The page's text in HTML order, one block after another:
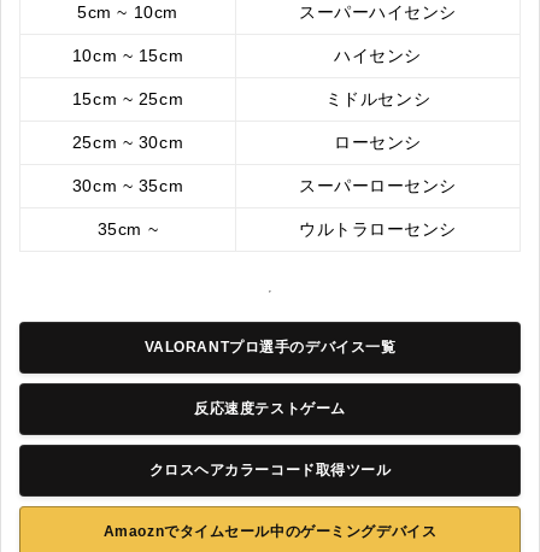
5cm ~ 10cm スーパーハイセンシ
10cm ~ 15cm ハイセンシ
15cm ~ 25cm ミドルセンシ
25cm ~ 30cm ローセンシ
30cm ~ 35cm スーパーローセンシ
35cm ~ ウルトラローセンシ
VALORANTプロ選手のデバイス一覧
反応速度テストゲーム
クロスヘアカラーコード取得ツール
Amaoznでタイムセール中のゲーミングデバイス